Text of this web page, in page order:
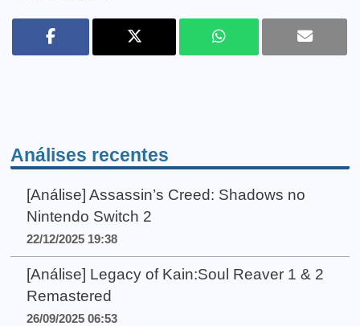
Análises recentes
[Análise] Assassin’s Creed: Shadows no
Nintendo Switch 2
22/12/2025 19:38
[Análise] Legacy of Kain:Soul Reaver 1 & 2
Remastered
26/09/2025 06:53